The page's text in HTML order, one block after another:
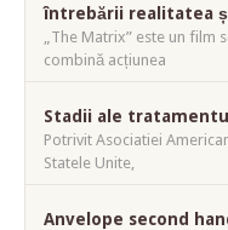
întrebării realitatea
„The Matrix” este un film
combină acțiunea
Stadii ale
Potrivit Asociatiei
Statele Unite,
Anvelope second